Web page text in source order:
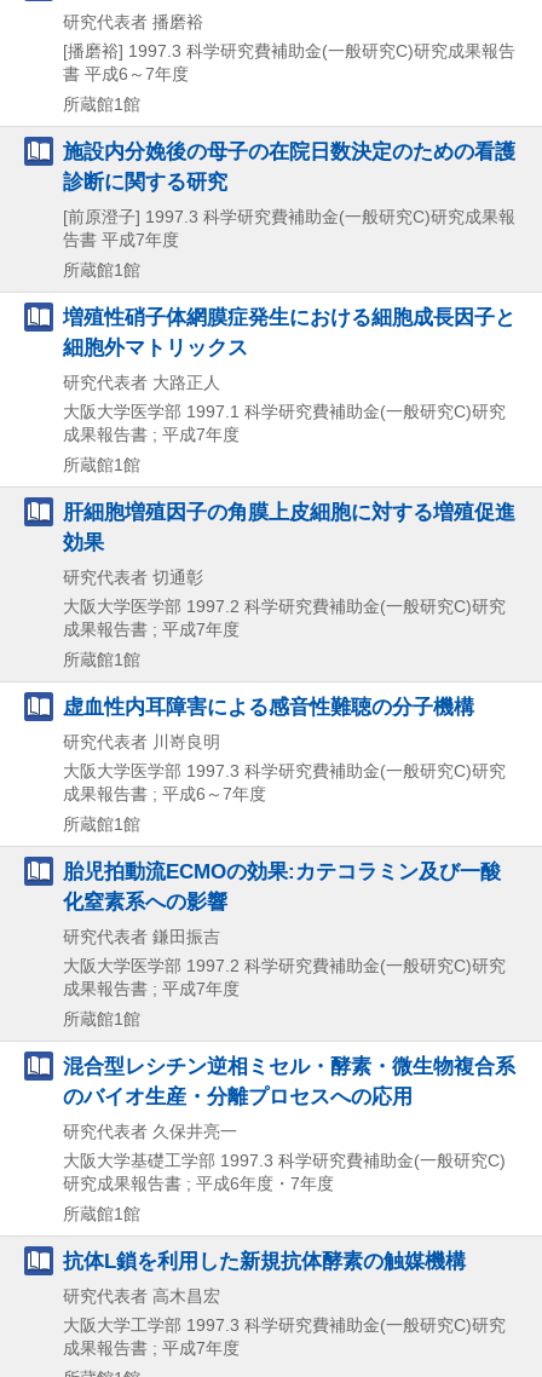
研究代表者 播磨裕
[播磨裕] 1997.3 科学研究費補助金(一般研究C)研究成果報告
書 平成6～7年度
所蔵館1館
施設内分娩後の母子の在院日数決定のための看護
診断に関する研究
[前原澄子] 1997.3 科学研究費補助金(一般研究C)研究成果報
告書 平成7年度
所蔵館1館
増殖性硝子体網膜症発生における細胞成長因子と
細胞外マトリックス
研究代表者 大路正人
大阪大学医学部 1997.1 科学研究費補助金(一般研究C)研究
成果報告書 ; 平成7年度
所蔵館1館
肝細胞増殖因子の角膜上皮細胞に対する増殖促進
効果
研究代表者 切通彰
大阪大学医学部 1997.2 科学研究費補助金(一般研究C)研究
成果報告書 ; 平成7年度
所蔵館1館
虚血性内耳障害による感音性難聴の分子機構
研究代表者 川嵜良明
大阪大学医学部 1997.3 科学研究費補助金(一般研究C)研究
成果報告書 ; 平成6～7年度
所蔵館1館
胎児拍動流ECMOの効果:カテコラミン及び一酸
化窒素系への影響
研究代表者 鎌田振吉
大阪大学医学部 1997.2 科学研究費補助金(一般研究C)研究
成果報告書 ; 平成7年度
所蔵館1館
混合型レシチン逆相ミセル・酵素・微生物複合系
のバイオ生産・分離プロセスへの応用
研究代表者 久保井亮一
大阪大学基礎工学部 1997.3 科学研究費補助金(一般研究C)
研究成果報告書 ; 平成6年度・7年度
所蔵館1館
抗体L鎖を利用した新規抗体酵素の触媒機構
研究代表者 高木昌宏
大阪大学工学部 1997.3 科学研究費補助金(一般研究C)研究
成果報告書 ; 平成7年度